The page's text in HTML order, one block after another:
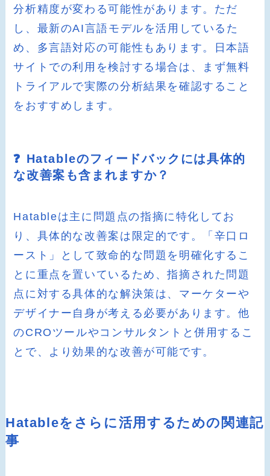
分析精度が変わる可能性があります。ただ
し、最新のAI言語モデルを活用しているた
め、多言語対応の可能性もあります。日本語
サイトでの利用を検討する場合は、まず無料
トライアルで実際の分析結果を確認すること
をおすすめします。
❓ Hatableのフィードバックには具体的
な改善案も含まれますか？
Hatableは主に問題点の指摘に特化してお
り、具体的な改善案は限定的です。「辛口ロ
ースト」として致命的な問題を明確化するこ
とに重点を置いているため、指摘された問題
点に対する具体的な解決策は、マーケターや
デザイナー自身が考える必要があります。他
のCROツールやコンサルタントと併用するこ
とで、より効果的な改善が可能です。
Hatableをさらに活用するための関連記
事